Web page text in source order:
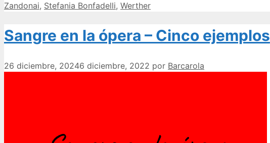
Zandonai, Stefania Bonfadelli, Werther
Sangre en la ópera – Cinco ejemplos
26 diciembre, 20246 diciembre, 2022 por Barcarola